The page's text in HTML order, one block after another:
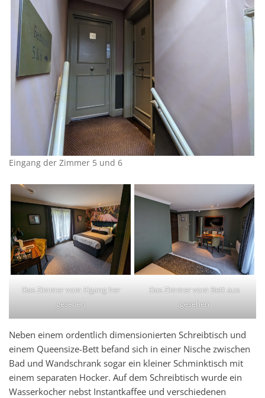
Eingang der Zimmer 5 und 6
Das Zimmer vom Eigang her
gesehen
Das Zimmer vom Bett aus
gesehen
Neben einem ordentlich dimensionierten Schreibtisch und
einem Queensize-Bett befand sich in einer Nische zwischen
Bad und Wandschrank sogar ein kleiner Schminktisch mit
einem separaten Hocker. Auf dem Schreibtisch wurde ein
Wasserkocher nebst Instantkaffee und verschiedenen